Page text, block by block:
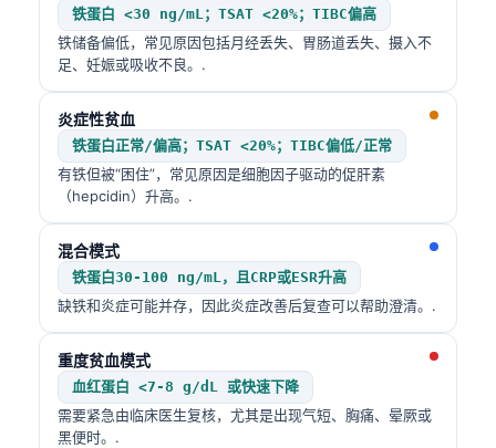
铁蛋白 <30 ng/mL；TSAT <20%；TIBC偏高
铁储备偏低，常见原因包括月经丢失、胃肠道丢失、摄入不
足、妊娠或吸收不良。.
炎症性贫血
铁蛋白正常/偏高；TSAT <20%；TIBC偏低/正常
有铁但被“困住”，常见原因是细胞因子驱动的促肝素
（hepcidin）升高。.
混合模式
铁蛋白30-100 ng/mL，且CRP或ESR升高
缺铁和炎症可能并存，因此炎症改善后复查可以帮助澄清。.
重度贫血模式
血红蛋白 <7-8 g/dL 或快速下降
需要紧急由临床医生复核，尤其是出现气短、胸痛、晕厥或
黑便时。.